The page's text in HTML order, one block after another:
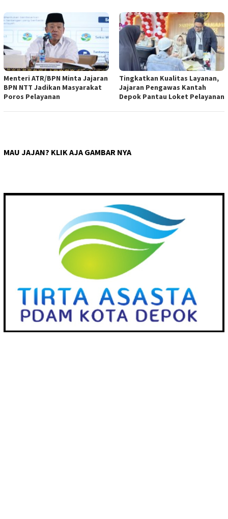
Menteri ATR/BPN Minta Jajaran
BPN NTT Jadikan Masyarakat
Poros Pelayanan
Tingkatkan Kualitas Layanan,
Jajaran Pengawas Kantah
Depok Pantau Loket Pelayanan
MAU JAJAN? KLIK AJA GAMBAR NYA